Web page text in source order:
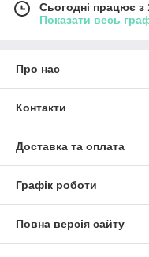
Сьогодні працює з
Показати весь
Про нас
Контакти
Доставка та оплата
Графік роботи
Повна версія сайту